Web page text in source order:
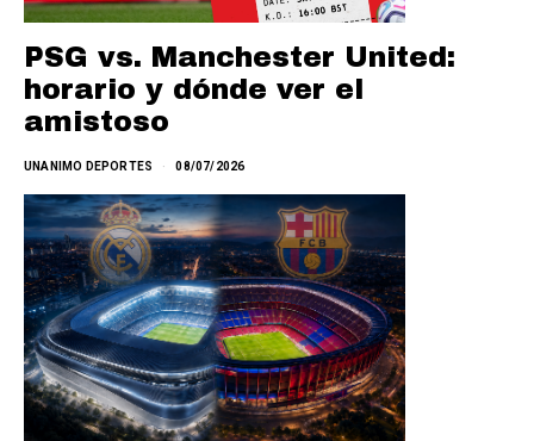
PSG vs. Manchester United:
horario y dónde ver el
amistoso
UNANIMO DEPORTES 08/07/2026